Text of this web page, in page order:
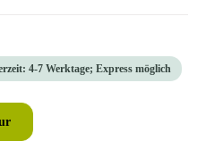
4-7 Werktage; Express möglich